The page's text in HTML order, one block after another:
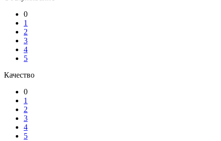
0
1
2
3
4
5
Качество
0
1
2
3
4
5